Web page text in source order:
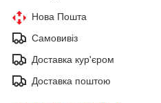
Нова Пошта
Самовивіз
Доставка кур'єром
Доставка поштою